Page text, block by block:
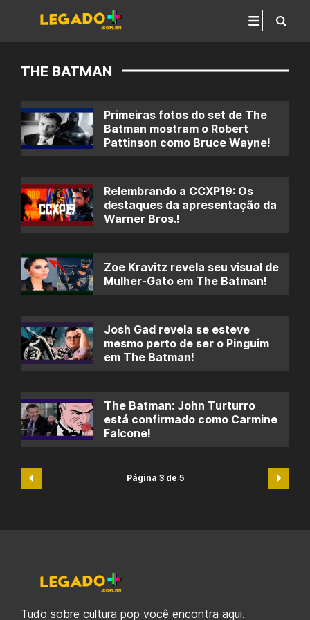
THE BATMAN
Primeiras fotos do set de The
Batman mostram o Robert
Pattinson como Bruce Wayne!
Relembrando a CCXP19: Os
destaques da apresentação da
Warner Bros.!
Zoe Kravitz revela seu visual de
Mulher-Gato em The Batman!
Josh Gad revela se esteve
mesmo perto de ser o Pinguim
em The Batman!
The Batman: John Turturro
está confirmado como Carmine
Falcone!
Página 3 de 5
Tudo sobre cultura pop você encontra aqui.